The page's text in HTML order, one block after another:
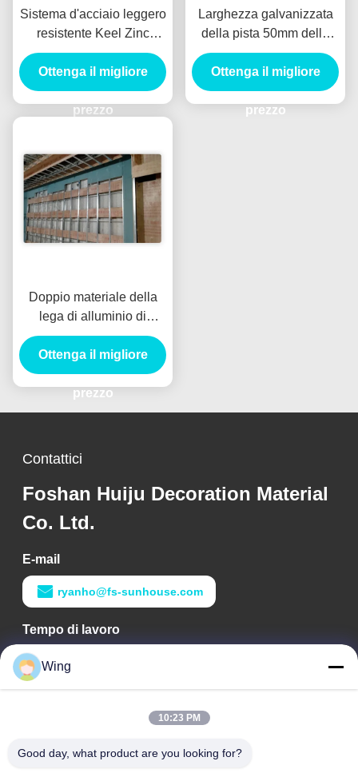
Sistema d'acciaio leggero
resistente Keel Zinc
Coated del muro divisorio
dell'acqua
Ottenga il migliore
prezzo
Larghezza galvanizzata
della pista 50mm della
parete di Manica di
Furring dell'osso per il
muro divisorio del
pannello di carta e gesso
Ottenga il migliore
prezzo
Doppio materiale della
lega di alluminio di
Manica del sistema del
muro divisorio di Furring
Ottenga il migliore
prezzo
Contattici
Foshan Huiju Decoration Material
Co. Ltd.
E-mail
ryanho@fs-sunhouse.com
Tempo di lavoro
9:00-18:00
Il nostro indirizzo
Town, distretto di Nanhai, città di Foshan
Wing
10:23 PM
Good day, what product are you looking for?